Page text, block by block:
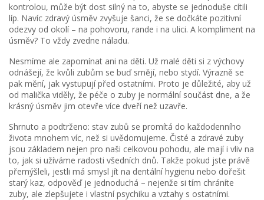
kontrolou, může být dost silný na to, abyste se jednoduše cítili
líp. Navíc zdravý úsměv zvyšuje šanci, že se dočkáte pozitivní
odezvy od okolí – na pohovoru, rande i na ulici. A kompliment na
úsměv? To vždy zvedne náladu.
Nesmíme ale zapomínat ani na děti. Už malé děti si z výchovy
odnášejí, že kvůli zubům se buď smějí, nebo stydí. Výrazně se
pak mění, jak vystupují před ostatními. Proto je důležité, aby už
od malička viděly, že péče o zuby je normální součást dne, a že
krásný úsměv jim otevře více dveří než uzavře.
Shrnuto a podtrženo: stav zubů se promítá do každodenního
života mnohem víc, než si uvědomujeme. Čisté a zdravé zuby
jsou základem nejen pro naši celkovou pohodu, ale mají i vliv na
to, jak si užíváme radosti všedních dnů. Takže pokud jste právě
přemýšleli, jestli má smysl jít na dentální hygienu nebo dořešit
starý kaz, odpověď je jednoduchá – nejenže si tím chráníte
zuby, ale zlepšujete i vlastní psychiku a vztahy s ostatními.